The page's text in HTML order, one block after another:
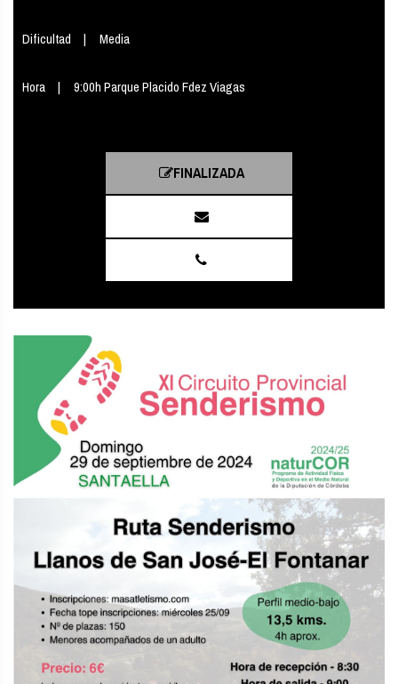
Dificultad Media
Hora 9:00h Parque Placido Fdez Viagas
FINALIZADA